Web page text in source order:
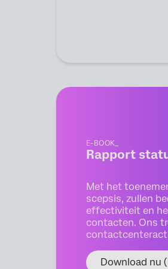
E-BOOK_
Rapport
Met het
scepsis, zullen
effectiviteit en
contacten. Ons
Download nu